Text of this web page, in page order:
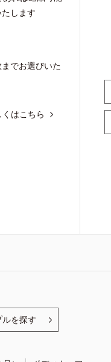
します
でお選びいた
はこちら
を探す